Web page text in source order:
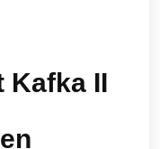
Kafka II